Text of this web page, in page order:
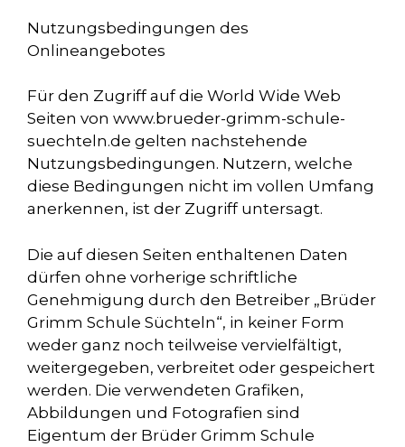
Nutzungsbedingungen des
Onlineangebotes
Für den Zugriff auf die World Wide Web
Seiten von www.brueder-grimm-schule-
suechteln.de gelten nachstehende
Nutzungsbedingungen. Nutzern, welche
diese Bedingungen nicht im vollen Umfang
anerkennen, ist der Zugriff untersagt.
Die auf diesen Seiten enthaltenen Daten
dürfen ohne vorherige schriftliche
Genehmigung durch den Betreiber „Brüder
Grimm Schule Süchteln“, in keiner Form
weder ganz noch teilweise vervielfältigt,
weitergegeben, verbreitet oder gespeichert
werden. Die verwendeten Grafiken,
Abbildungen und Fotografien sind
Eigentum der Brüder Grimm Schule